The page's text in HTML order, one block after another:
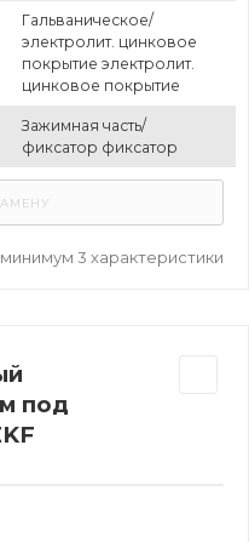
Гальваническое/
электролит. цинковое
покрытие электролит.
цинковое покрытие
Зажимная часть/
фиксатор фиксатор
3 характеристики
под